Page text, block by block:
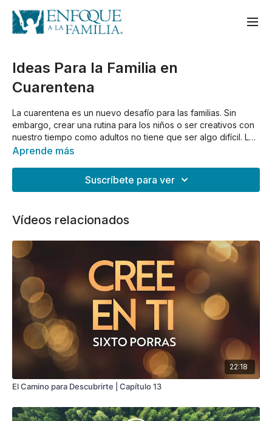
Ideas Para la Familia en
Cuarentena
La cuarentena es un nuevo desafío para las familias. Sin
embargo, crear una rutina para los niños o ser creativos con
nuestro tiempo como adultos no tiene que ser algo difícil. Le
invitamos a descargar una guía con un calendario para sus
casa. Descargue el pdf entre los recursos de este video.
Aprende más
Suscríbete para ver
Vídeos relacionados
22:18
El Camino para Descubrirte | Capítulo 13